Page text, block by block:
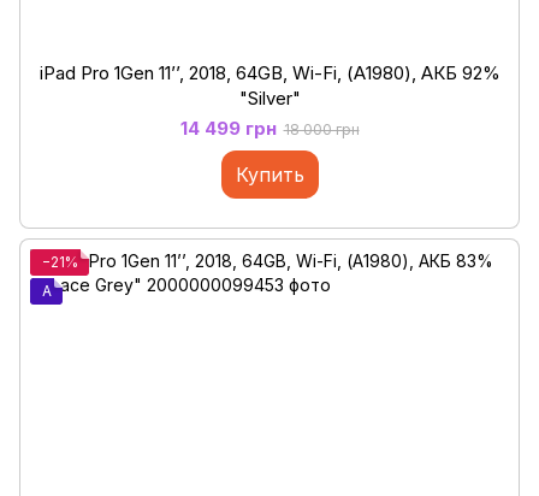
iPad Pro 1Gen 11’’, 2018, 64GB, Wi-Fi, (А1980), АКБ 92%
"Silver"
14 499 грн 18 000 грн
Купить
−21%
A